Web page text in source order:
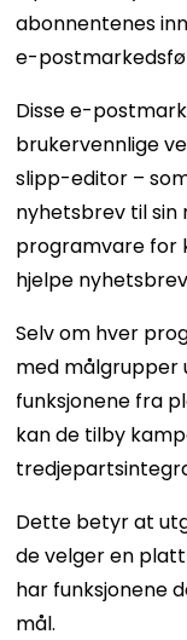
abonnentenes
e-
Disse e-
brukervennlige
slipp-editor –
nyhetsbrev til sin
programvare for
hjelpe
Selv om hver
med
funksjonene fra
kan de tilby
Dette betyr at
de velger en
har funksjonene
mål.